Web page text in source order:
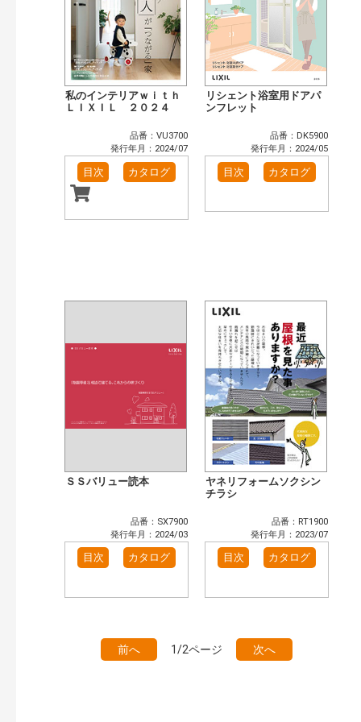
私のインテリアｗｉｔｈ
ＬＩＸＩＬ ２０２４
品番：VU3700
発行年月：2024/07
目次 カタログ
リシェント浴室用ドアパ
ンフレット
品番：DK5900
発行年月：2024/05
目次 カタログ
ＳＳバリュー読本
品番：SX7900
発行年月：2024/03
目次 カタログ
ヤネリフォームソクシン
チラシ
品番：RT1900
発行年月：2023/07
目次 カタログ
前へ 1/2ページ 次へ